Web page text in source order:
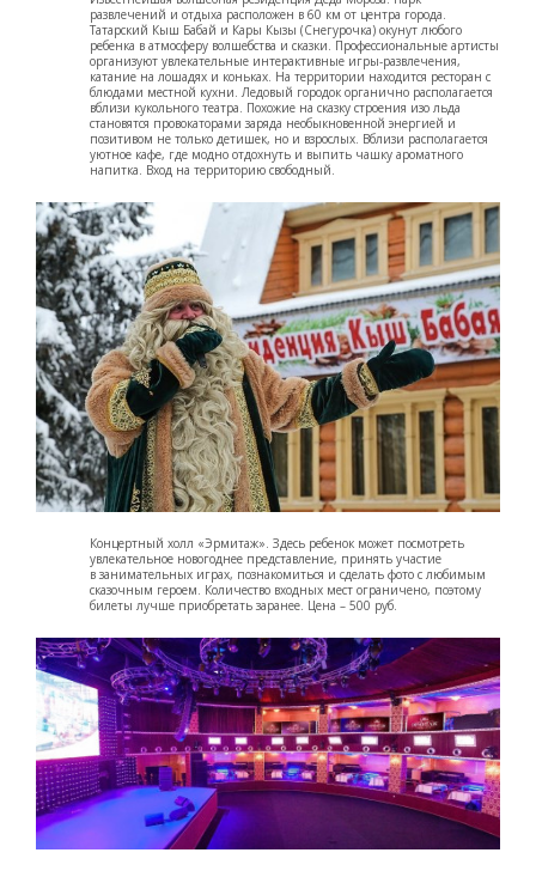
развлечений и отдыха расположен в 60 км от центра города.
Татарский Кыш Бабай и Кары Кызы (Снегурочка) окунут любого
ребенка в атмосферу волшебства и сказки. Профессиональные артисты
организуют увлекательные интерактивные игры-развлечения,
катание на лошадях и коньках. На территории находится ресторан с
блюдами местной кухни. Ледовый городок органично располагается
вблизи кукольного театра. Похожие на сказку строения изо льда
становятся провокаторами заряда необыкновенной энергией и
позитивом не только детишек, но и взрослых. Вблизи располагается
уютное кафе, где модно отдохнуть и выпить чашку ароматного
напитка. Вход на территорию свободный.
Концертный холл «Эрмитаж». Здесь ребенок может посмотреть
увлекательное новогоднее представление, принять участие
в занимательных играх, познакомиться и сделать фото с любимым
сказочным героем. Количество входных мест ограничено, поэтому
билеты лучше приобретать заранее. Цена – 500 руб.